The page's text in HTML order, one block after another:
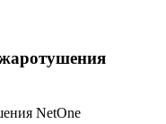
NetOne